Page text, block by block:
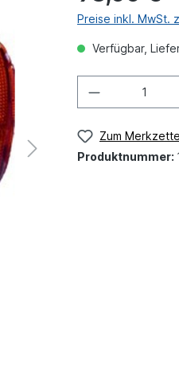
Preise inkl. MwSt.
Verfügbar,
Zum
Produktnummer: